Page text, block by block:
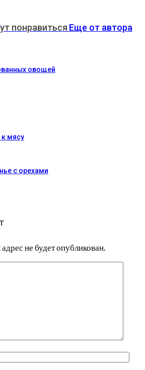
понравиться Еще от автора
овощей
к мясу
с орехами
не будет опубликован.